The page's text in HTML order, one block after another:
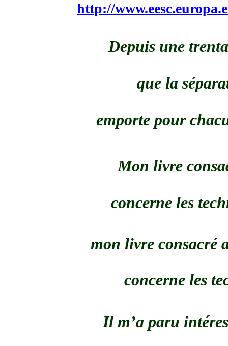
http://
Depuis une
que la
emporte pour
Mon livre
concerne les
mon livre consacré
concerne les
Il m’a paru